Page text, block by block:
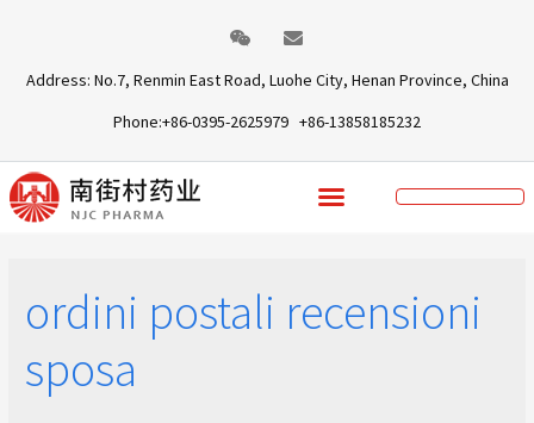
Address: No.7, Renmin East Road, Luohe City, Henan Province, China
Phone:+86-0395-2625979 +86-13858185232
ordini postali recensioni
sposa